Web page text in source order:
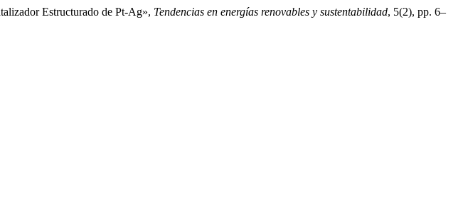
Estructurado de Pt-Ag», Tendencias en energías renovables y sustentabilidad, 5(2), pp. 6–